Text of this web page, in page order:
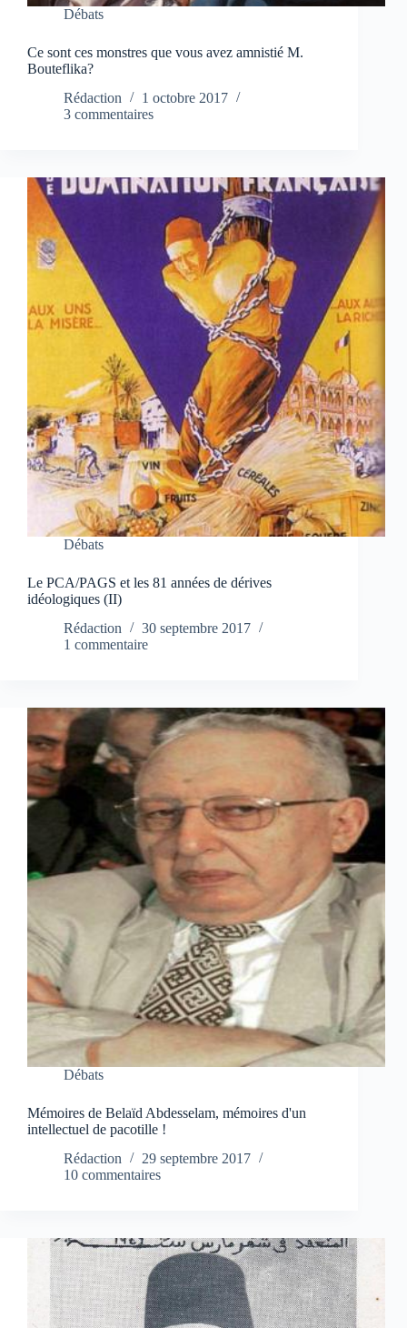
Débats
Ce sont ces monstres que vous avez amnistié M.
Bouteflika?
Rédaction
1 octobre 2017
3 commentaires
Débats
Le PCA/PAGS et les 81 années de dérives
idéologiques (II)
Rédaction
30 septembre 2017
1 commentaire
Débats
Mémoires de Belaïd Abdesselam, mémoires d'un
intellectuel de pacotille !
Rédaction
29 septembre 2017
10 commentaires